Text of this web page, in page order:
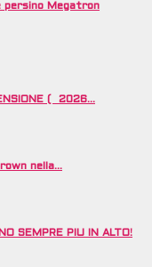
Megatron
( 2026…
nella…
SEMPRE PIU IN ALTO!